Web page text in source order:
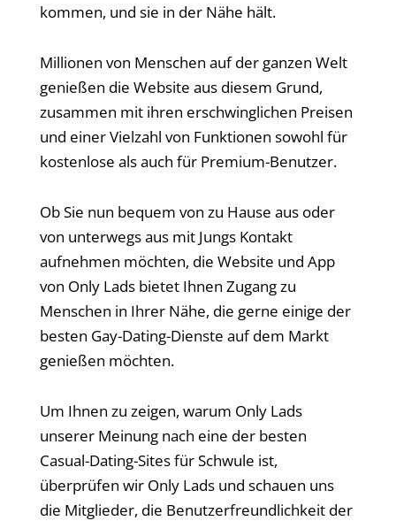
kommen, und sie in der Nähe hält.
Millionen von Menschen auf der ganzen Welt
genießen die Website aus diesem Grund,
zusammen mit ihren erschwinglichen Preisen
und einer Vielzahl von Funktionen sowohl für
kostenlose als auch für Premium-Benutzer.
Ob Sie nun bequem von zu Hause aus oder
von unterwegs aus mit Jungs Kontakt
aufnehmen möchten, die Website und App
von Only Lads bietet Ihnen Zugang zu
Menschen in Ihrer Nähe, die gerne einige der
besten Gay-Dating-Dienste auf dem Markt
genießen möchten.
Um Ihnen zu zeigen, warum Only Lads
unserer Meinung nach eine der besten
Casual-Dating-Sites für Schwule ist,
überprüfen wir Only Lads und schauen uns
die Mitglieder, die Benutzerfreundlichkeit der